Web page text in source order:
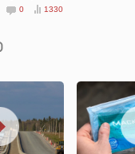
0 1330